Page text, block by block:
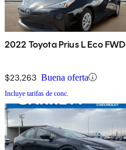
2022 Toyota Prius L Eco FWD
$23,263 Buena oferta
Incluye tarifas de conc.